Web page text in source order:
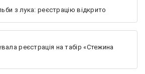
з лука: реєстрацію відкрито
реєстрація на табір «Стежина